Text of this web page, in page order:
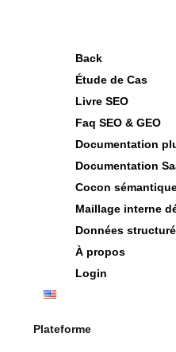
Back
Étude de Cas
Livre SEO
Faq SEO & GEO
Documentation
Documentation
Cocon
Maillage interne
Données
À propos
Login
Plateforme